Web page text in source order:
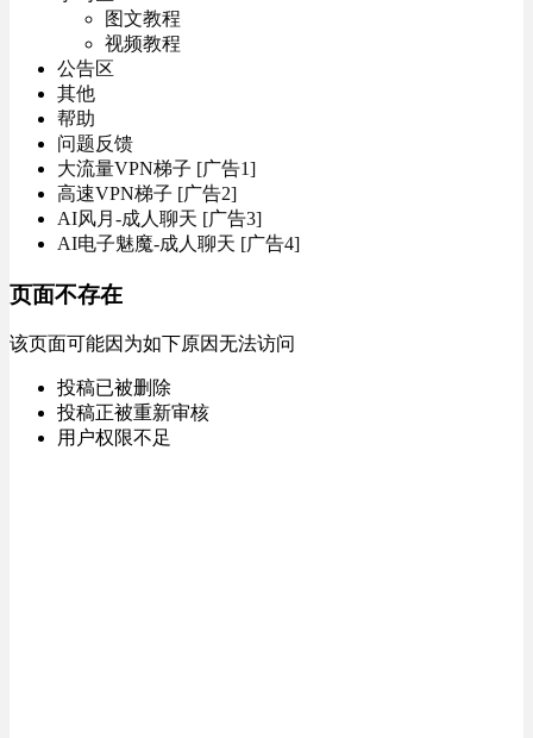
图文教程
视频教程
公告区
其他
帮助
问题反馈
大流量VPN梯子 [广告1]
高速VPN梯子 [广告2]
AI风月-成人聊天 [广告3]
AI电子魅魔-成人聊天 [广告4]
页面不存在
该页面可能因为如下原因无法访问
投稿已被删除
投稿正被重新审核
用户权限不足